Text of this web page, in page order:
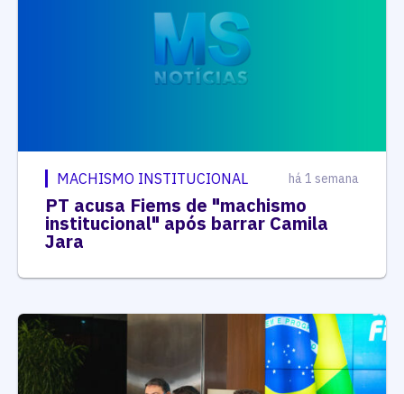
MACHISMO INSTITUCIONAL há 1 semana
PT acusa Fiems de "machismo
institucional" após barrar Camila
Jara